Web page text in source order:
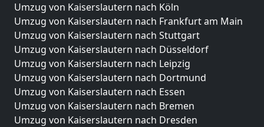
Umzug von Kaiserslautern nach Köln
Umzug von Kaiserslautern nach Frankfurt am Main
Umzug von Kaiserslautern nach Stuttgart
Umzug von Kaiserslautern nach Düsseldorf
Umzug von Kaiserslautern nach Leipzig
Umzug von Kaiserslautern nach Dortmund
Umzug von Kaiserslautern nach Essen
Umzug von Kaiserslautern nach Bremen
Umzug von Kaiserslautern nach Dresden